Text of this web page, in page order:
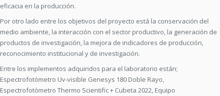
eficacia en la producción.
Por otro lado entre los objetivos del proyecto está la conservación del
medio ambiente, la interacción con el sector productivo, la generación de
productos de investigación, la mejora de indicadores de producción,
reconocimiento institucional y de investigación.
Entre los implementos adquiridos para el laboratorio están;
Espectrofotómetro Uv-visible Genesys 180 Doble Rayo,
Espectrofotómetro Thermo Scientific + Cubeta 2022, Equipo